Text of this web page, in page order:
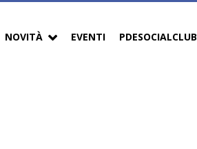
NOVITÀ EVENTI PDESOCIALCLUB